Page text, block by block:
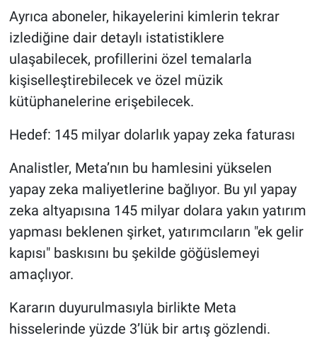
Ayrıca aboneler, hikayelerini kimlerin tekrar
izlediğine dair detaylı istatistiklere
ulaşabilecek, profillerini özel temalarla
kişiselleştirebilecek ve özel müzik
kütüphanelerine erişebilecek.
Hedef: 145 milyar dolarlık yapay zeka faturası
Analistler, Meta’nın bu hamlesini yükselen
yapay zeka maliyetlerine bağlıyor. Bu yıl yapay
zeka altyapısına 145 milyar dolara yakın yatırım
yapması beklenen şirket, yatırımcıların "ek gelir
kapısı" baskısını bu şekilde göğüslemeyi
amaçlıyor.
Kararın duyurulmasıyla birlikte Meta
hisselerinde yüzde 3’lük bir artış gözlendi.